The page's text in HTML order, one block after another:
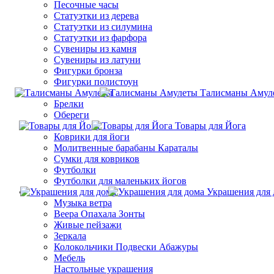
Песочные часы
Статуэтки из дерева
Статуэтки из силумина
Статуэтки из фарфора
Сувениры из камня
Сувениры из латуни
Фигурки бронза
Фигурки полистоун
Талисманы
Брелки
Обереги
Товары для Йога
Коврики для йоги
Молитвенные барабаны Караталы
Сумки для ковриков
Футболки
Футболки для маленьких йогов
Украшения для
Музыка ветра
Веера Опахала Зонты
Живые пейзажи
Зеркала
Колокольчики Подвески Абажуры
Мебель
Настольные украшения